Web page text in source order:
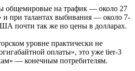
общемировые на трафик — около 27
и при талантах выбивания — около 7-
почти так же но цены в долларах.
уровне практически не
оплаты», это уже tier-3
— конечным потребителям.